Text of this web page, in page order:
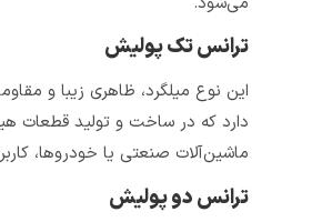
ترانس تک‌ پولیش
این نوع میلگرد، ظاهری زیبا و مقاومت بالایی
دارد که در ساخت و تولید قطعات هیدرولیکی
ماشین‌آلات صنعتی یا خودروها، کاربرد دارد.
ترانس دو پولیش